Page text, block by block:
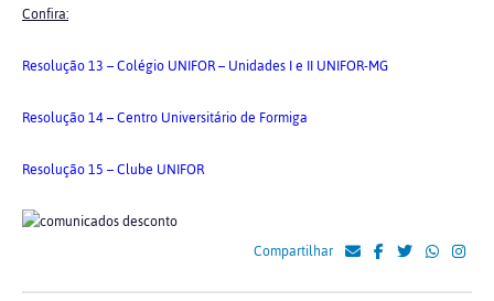
Confira:
Resolução 13 – Colégio UNIFOR – Unidades I e II UNIFOR-MG
Resolução 14 – Centro Universitário de Formiga
Resolução 15 – Clube UNIFOR
Compartilhar